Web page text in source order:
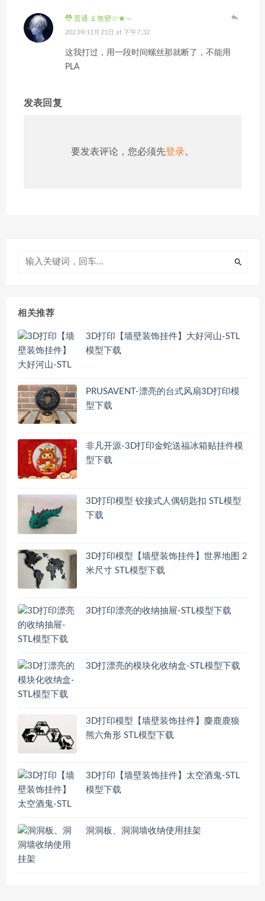
普通 ￡無變☆★～
2023年11月21日 at 下午7:32
这我打过，用一段时间螺丝那就断了，不能用
PLA
发表回复
要发表评论，您必须先登录。
相关推荐
3D打印【墙壁装饰挂件】大好河山-STL
模型下载
PRUSAVENT-漂亮的台式风扇3D打印模
型下载
非凡开源-3D打印金蛇送福冰箱贴挂件模
型下载
3D打印模型 铰接式人偶钥匙扣 STL模型
下载
3D打印模型【墙壁装饰挂件】世界地图 2
米尺寸 STL模型下载
3D打印漂亮的收纳抽屉-STL模型下载
3D打漂亮的模块化收纳盒-STL模型下载
3D打印模型【墙壁装饰挂件】麋鹿鹿狼
熊六角形 STL模型下载
3D打印【墙壁装饰挂件】太空酒鬼-STL
模型下载
洞洞板、洞洞墙收纳使用挂架